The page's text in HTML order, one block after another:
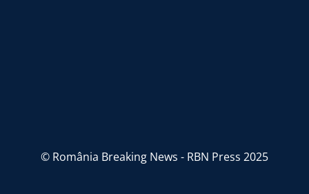
© România Breaking News - RBN Press 2025